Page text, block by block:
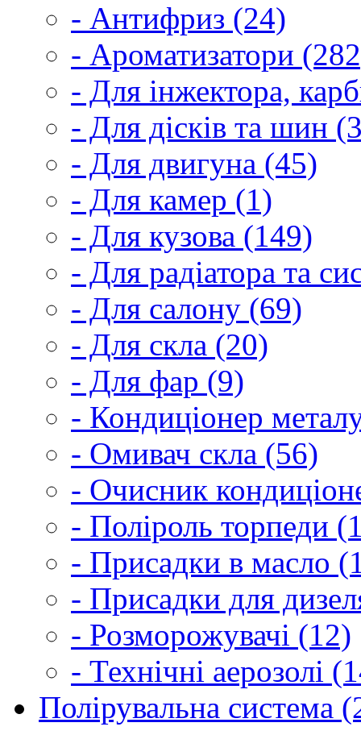
- Антифриз (24)
- Ароматизатори
- Для інжектора,
- Для дісків та шин
- Для двигуна (45)
- Для камер (1)
- Для кузова (149)
- Для радіатора та
- Для салону (69)
- Для скла (20)
- Для фар (9)
- Кондиціонер
- Омивач скла (56)
- Очисник
- Поліроль торпеди
- Присадки в масло
- Присадки для
- Розморожувачі (12)
- Технічні аерозолі
Полірувальна система